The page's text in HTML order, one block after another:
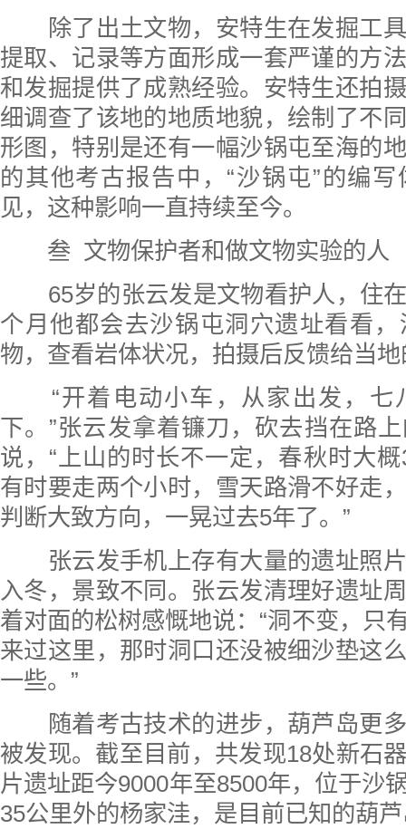
除了出土文物，安特生在发掘工具
提取、记录等方面形成一套严谨的方
和发掘提供了成熟经验。安特生还拍
细调查了该地的地质地貌，绘制了不
形图，特别是还有一幅沙锅屯至海的
的其他考古报告中，“沙锅屯”的编
见，这种影响一直持续至今。
叁 文物保护者和做文物实验的人
65岁的张云发是文物看护人，住在
个月他都会去沙锅屯洞穴遗址看看
物，查看岩体状况，拍摄后反馈给当
“开着电动小车，从家出发，七
下。”张云发拿着镰刀，砍去挡在路
说，“上山的时长不一定，春秋时大
有时要走两个小时，雪天路滑不好走
判断大致方向，一晃过去5年了。”
张云发手机上存有大量的遗址照片
入冬，景致不同。张云发清理好遗址
着对面的松树感慨地说：“洞不变，只
来过这里，那时洞口还没被细沙垫这
一些。”
随着考古技术的进步，葫芦岛更多
被发现。截至目前，共发现18处新石
片遗址距今9000年至8500年，位于沙
35公里外的杨家洼，是目前已知的葫